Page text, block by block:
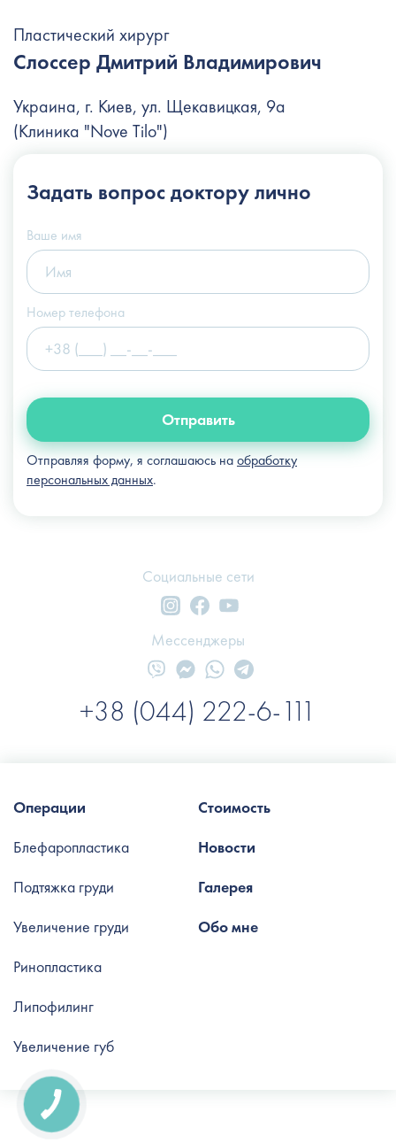
Пластический хирург
Слоссер Дмитрий Владимирович
Украина, г. Киев, ул. Щекавицкая, 9а
(Клиника "Nove Tilo")
+38 (066) 122-6-111
info@slosser.com.ua
Задать вопросдоктору лично
Ваше имя
Номер телефона
Отправить
Отправляя форму, я соглашаюсь наобработку
персональных данных.
Социальные сети
+38 (044) 222-6-111
Мессенджеры
Стоимость
Новости
Галерея
Обо мне
Операции
Блефаропластика
Подтяжка груди
Увеличение груди
Ринопластика
Липофилинг
Увеличение губ